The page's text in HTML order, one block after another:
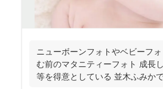
ニューボーンフォトやベビーフ
む前のマタニティーフォト 成長
等を得意としている 並木ふみか